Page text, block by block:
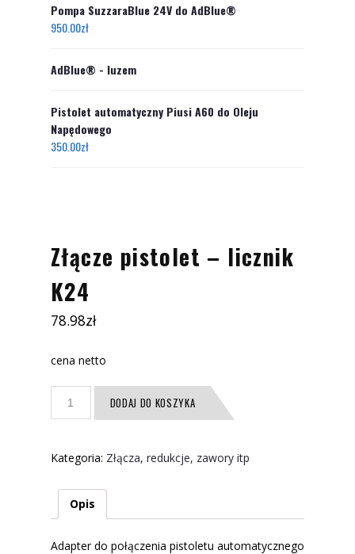
Pompa SuzzaraBlue 24V do AdBlue®
950.00zł
AdBlue® - luzem
Pistolet automatyczny Piusi A60 do Oleju
Napędowego
350.00zł
Złącze pistolet – licznik
K24
78.98zł
cena netto
Złącze
licznik
DODAJ DO KOSZYKA
Kategoria: Złącza, redukcje, zawory itp
Opis
Adapter do połączenia pistoletu automatycznego